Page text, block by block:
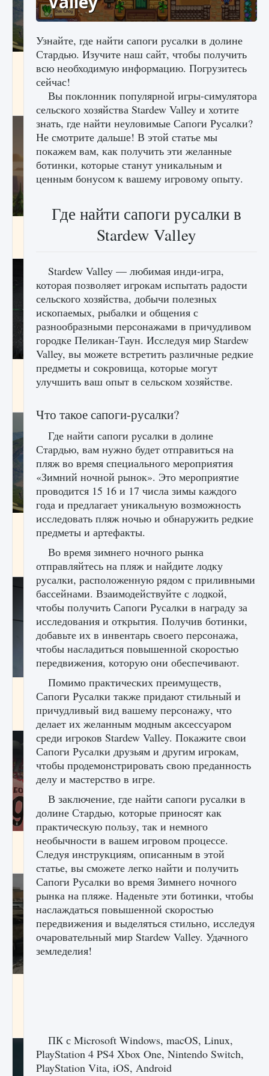
Как исправить ошибку Palworld «Идет
сохранение мира — Невозможно начать
сохранение данных мира»
9 августа 2024 2 511 0 0
Как заработать медали лиги Clash of Clans
лицензии, лиги, команды и стадионы в EA
FC 25
Как исправить ошибку Palworld EPalworld
«Идет сохранение мира — Невозможно
9 августа 2024 2 711 0 0
Все новые функции в режиме карьеры EA
FC 25
9 августа 2024 2 096 0
Входят ли «Милан» и «Интер» в EA FC 25
9 августа 2024 2 064 0 1
Узнайте, где найти сапоги русалки в долине
Стардью. Изучите наш сайт, чтобы получить
всю необходимую информацию. Погрузитесь
сейчас!
Вы поклонник популярной игры-симулятора
сельского хозяйства Stardew Valley и хотите
знать, где найти неуловимые Сапоги Русалки?
Не смотрите дальше! В этой статье мы
покажем вам, как получить эти желанные
ботинки, которые станут уникальным и
ценным бонусом к вашему игровому опыту.
Где найти сапоги русалки в
Stardew Valley
Stardew Valley — любимая инди-игра,
которая позволяет игрокам испытать радости
сельского хозяйства, добычи полезных
ископаемых, рыбалки и общения с
разнообразными персонажами в причудливом
городке Пеликан-Таун. Исследуя мир Stardew
Valley, вы можете встретить различные редкие
предметы и сокровища, которые могут
улучшить ваш опыт в сельском хозяйстве.
Что такое сапоги-русалки?
Где найти сапоги русалки в долине
Стардью, вам нужно будет отправиться на
пляж во время специального мероприятия
«Зимний ночной рынок». Это мероприятие
проводится 15 16 и 17 числа зимы каждого
года и предлагает уникальную возможность
исследовать пляж ночью и обнаружить редкие
предметы и артефакты.
Во время зимнего ночного рынка
отправляйтесь на пляж и найдите лодку
русалки, расположенную рядом с приливными
бассейнами. Взаимодействуйте с лодкой,
чтобы получить Сапоги Русалки в награду за
исследования и открытия. Получив ботинки,
добавьте их в инвентарь своего персонажа,
чтобы насладиться повышенной скоростью
передвижения, которую они обеспечивают.
Помимо практических преимуществ,
Сапоги Русалки также придают стильный и
причудливый вид вашему персонажу, что
делает их желанным модным аксессуаром
среди игроков Stardew Valley. Покажите свои
Сапоги Русалки друзьям и другим игрокам,
чтобы продемонстрировать свою преданность
делу и мастерство в игре.
В заключение, где найти сапоги русалки в
долине Стардью, которые приносят как
практическую пользу, так и немного
необычности в вашем игровом процессе.
Следуя инструкциям, описанным в этой
статье, вы сможете легко найти и получить
Сапоги Русалки во время Зимнего ночного
рынка на пляже. Наденьте эти ботинки, чтобы
наслаждаться повышенной скоростью
передвижения и выделяться стильно, исследуя
очаровательный мир Stardew Valley. Удачного
земледелия!
ПК с Microsoft Windows, macOS, Linux,
PlayStation 4 PS4 Xbox One, Nintendo Switch,
PlayStation Vita, iOS, Android